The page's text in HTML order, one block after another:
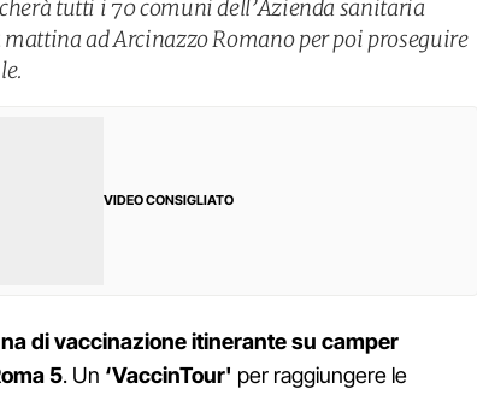
tutti i 70 comuni dell’Azienda sanitaria
ad Arcinazzo Romano per poi proseguire
VIDEO CONSIGLIATO
di vaccinazione itinerantesu camper
5. Un ‘VaccinTour' per raggiungere le